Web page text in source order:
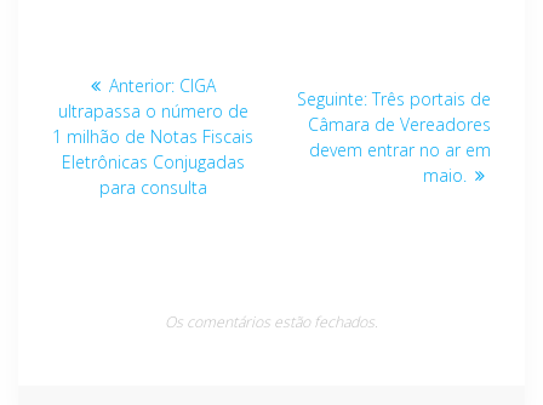
Navegação
de
Post
Anterior: Post
anterior:
CIGA
ultrapassa o número de
1 milhão de Notas Fiscais
Eletrônicas Conjugadas
para consulta
Seguinte:Post
seguinte:
Três portais de
Câmara de Vereadores
devem entrar no ar em
maio.
Os comentários estão fechados.